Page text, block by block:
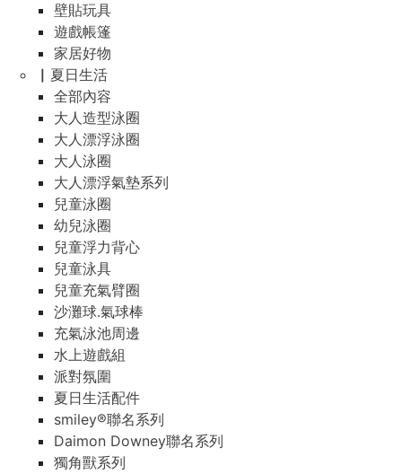
壁貼玩具
遊戲帳篷
家居好物
▏夏日生活
全部內容
大人造型泳圈
大人漂浮泳圈
大人泳圈
大人漂浮氣墊系列
兒童泳圈
幼兒泳圈
兒童浮力背心
兒童泳具
兒童充氣臂圈
沙灘球.氣球棒
充氣泳池周邊
水上遊戲組
派對氛圍
夏日生活配件
smiley®聯名系列
Daimon Downey聯名系列
獨角獸系列